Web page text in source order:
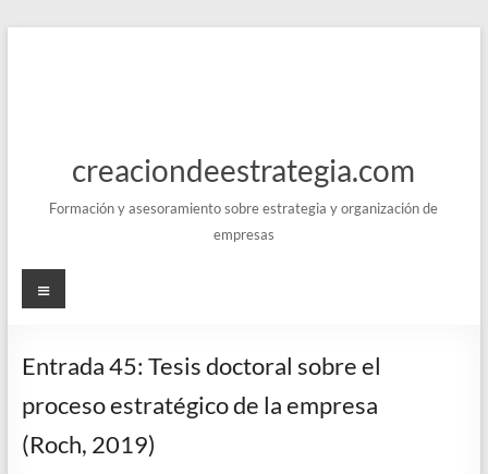
creaciondeestrategia.com
Formación y asesoramiento sobre estrategia y organización de
empresas
Menú
Entrada 45: Tesis doctoral sobre el
proceso estratégico de la empresa
(Roch, 2019)